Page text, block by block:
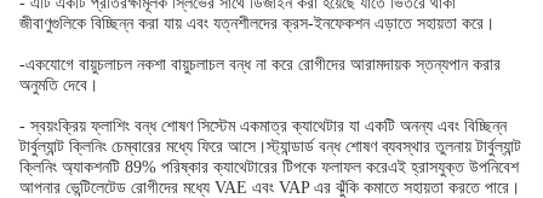
জীবাণুগুলিকে বিচ্ছিন্ন করা যায় এবং যত্নশীলদের ক্রস-ইনফেকশন এড়াতে সহায়তা করে।
-একযোগে বায়ুচলাচল নকশা বায়ুচলাচল বন্ধ না করে রোগীদের আরামদায়ক স্তন্যপান করার
অনুমতি দেবে।
- স্বয়ংক্রিয় ফ্লাশিং বন্ধ শোষণ সিস্টেম একমাত্র ক্যাথেটার যা একটি অনন্য এবং বিচ্ছিন্ন
টার্বুল্যান্ট ক্লিনিং চেম্বারের মধ্যে ফিরে আসে।স্ট্যান্ডার্ড বন্ধ শোষণ ব্যবস্থার তুলনায় টার্বুল্যান্ট
ক্লিনিং অ্যাকশনটি 89% পরিষ্কার ক্যাথেটারের টিপকে ফলাফল করেএই হ্রাসযুক্ত উপনিবেশ
আপনার ভেন্টিলেটেড রোগীদের মধ্যে VAE এবং VAP এর ঝুঁকি কমাতে সহায়তা করতে পারে।